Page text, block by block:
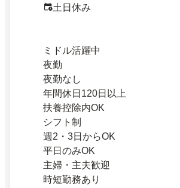
土日休み
ミドル活躍中
夜勤
夜勤なし
年間休日120日以上
扶養控除内OK
シフト制
週2・3日からOK
平日のみOK
主婦・主夫歓迎
時短勤務あり